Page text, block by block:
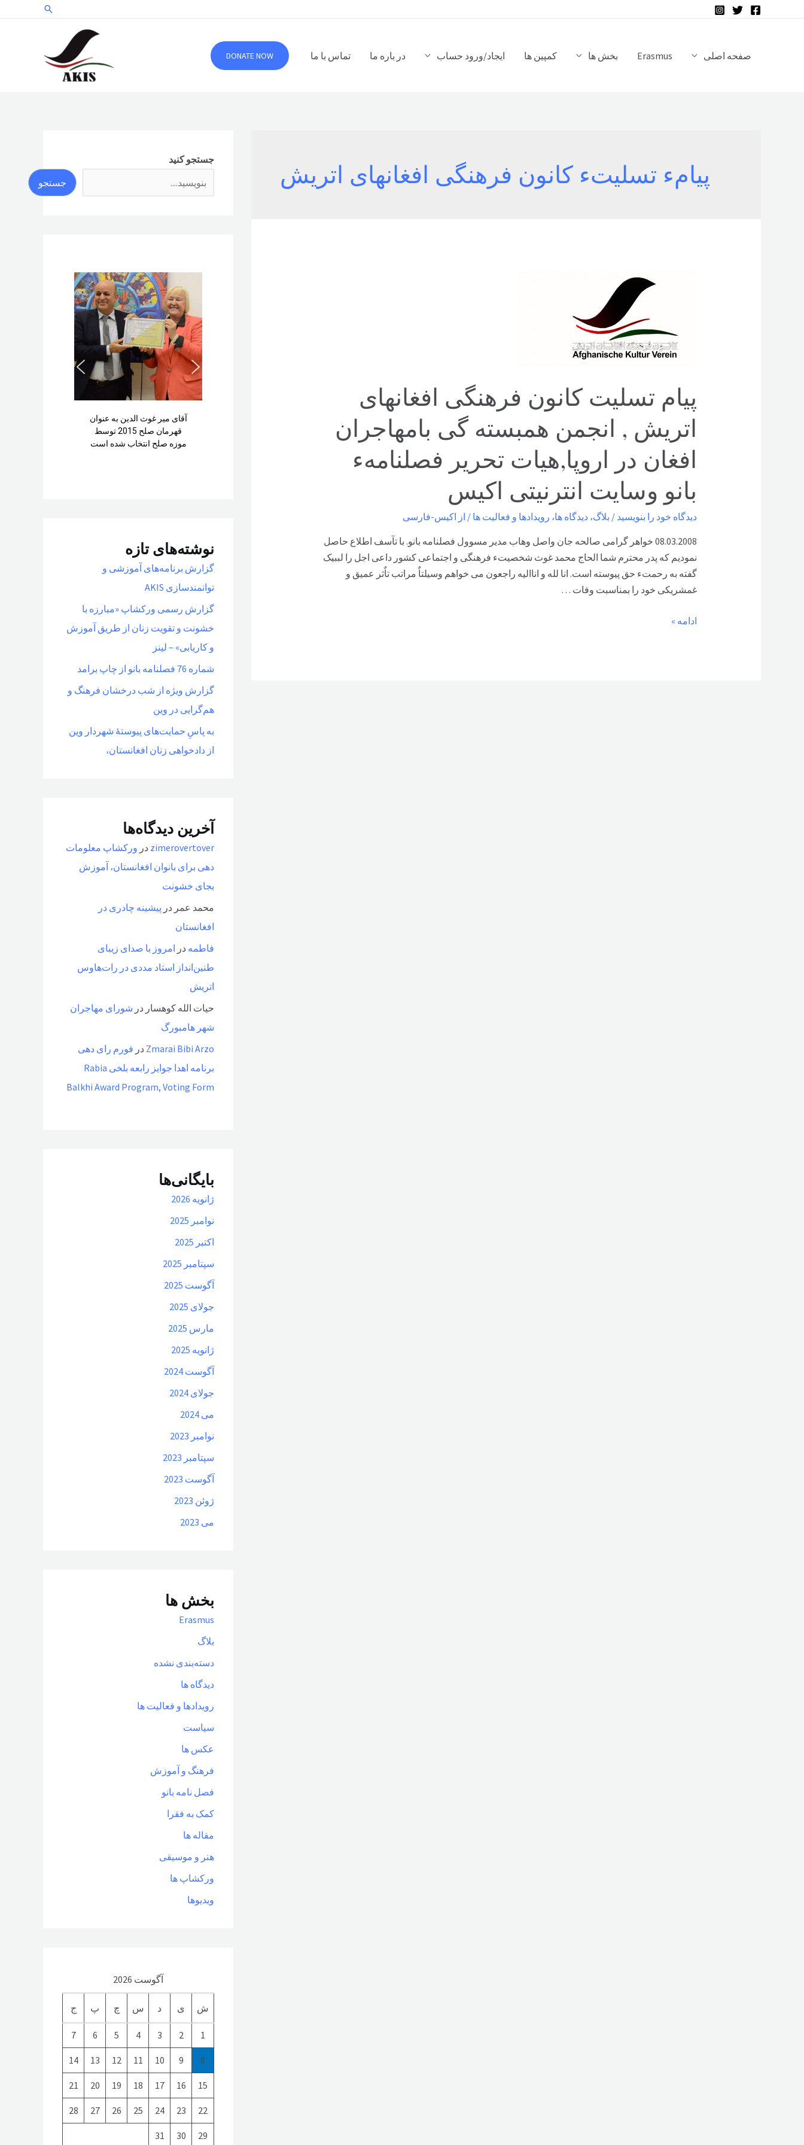
جستجو
صفحه اصلی Erasmus بخش ها کمپین ها ایجاد/ورود حساب در باره ما تماس با ما DONATE NOW
پیامء تسلیتء کانون فرهنگی افغانهای اتریش
پیام تسلیت کانون فرهنگی افغانهای
اتریش , انجمن همبسته گی بامهاجران
افغان در اروپا,هیات تحریر فصلنامهء
بانو وسایت انترنیتی اکیس
دیدگاه‌ خود را بنویسید / بلاگ، دیدگاه ها، رویدادها و فعالیت ها / از اکیس-فارسی
08.03.2008 خواهر گرامی صالحه جان واصل وهاب مدیر مسوول فصلنامه بانو. با تآسف اطلاع حاصل
نمودیم که پدر محترم شما الحاج محمد غوث شخصیتء فرهنگی و اجتماعی کشور داعی اجل را لببیک
گفته به رحمتء حق پیوسته است. انا لله و انااليه راجعون می خواهم وسیلتاٌ مراتب تاٌثر عمیق و
غمشریکی خود را بمناسبت وفات …
پیام
ادامه »
جستجو کنید
جستجو
آقای میر غوث الدین به عنوان
قهرمان صلح 2015 توسط
موزه صلح انتخاب شده است
نوشته‌های تازه
گزارش برنامه‌های آموزشی و
توانمندسازی AKIS
گزارش رسمی ورکشاپ «مبارزه با
خشونت و تقویت زنان از طریق آموزش
و کاریابی» – لینز
شماره 76 فصلنامه بانو از چاپ برامد
گزارش ویژه از شب درخشان فرهنگ و
هم‌گرایی در وین
به پاسِ حمایت‌های پیوستهٔ شهردار وین
از دادخواهی زنان افغانستان،
آخرین دیدگاه‌ها
zimerovertover در ورکشاپ معلومات
دهی برای بانوان افغانستان، آموزش
بجای خشونت
محمد عمر در پیشینه چادری در
افغانستان
فاطمه در امروز با صدای زیبای
طنین‌انداز استاد مددی در رات‌هاوس
اتریش
حیات الله کوهسار در شورای مهاجران
شهر هامبورگ
Zmarai Bibi Arzo در فورم رای دهی
برنامه اهدا جوایز رابعه بلخی Rabia
Balkhi Award Program, Voting Form
بایگانی‌ها
ژانویه 2026
نوامبر 2025
اکتبر 2025
سپتامبر 2025
آگوست 2025
جولای 2025
مارس 2025
ژانویه 2025
آگوست 2024
جولای 2024
می 2024
نوامبر 2023
سپتامبر 2023
آگوست 2023
ژوئن 2023
می 2023
بخش ها
Erasmus
بلاگ
دسته‌بندی نشده
دیدگاه ها
رویدادها و فعالیت ها
سیاست
عکس ها
فرهنگ و آموزش
فصل نامه بانو
کمک به فقرا
مقاله ها
هنر و موسیقی
ورکشاپ ها
ویدیوها
آگوست 2026
ش ی د س چ پ ج
1
2
3
4
5
6
7
8
9
10
11
12
13
14
15
16
17
18
19
20
21
22
23
24
25
26
27
28
29
30
31